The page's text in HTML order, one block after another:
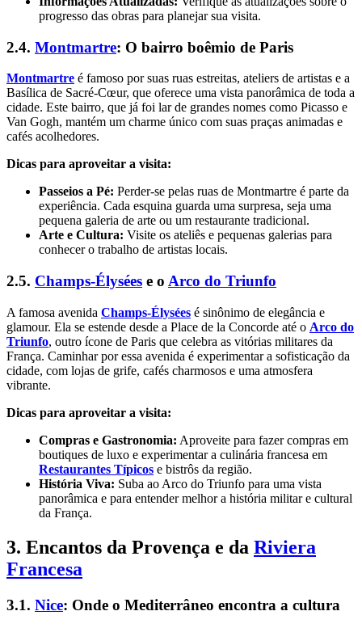
progresso das obras para planejar sua visita.
2.4. Montmartre: O bairro boêmio de Paris
Montmartre é famoso por suas ruas estreitas, ateliers de artistas e a
Basílica de Sacré-Cœur, que oferece uma vista panorâmica de toda a
cidade. Este bairro, que já foi lar de grandes nomes como Picasso e
Van Gogh, mantém um charme único com suas praças animadas e
cafés acolhedores.
Dicas para aproveitar a visita:
Passeios a Pé: Perder-se pelas ruas de Montmartre é parte da
experiência. Cada esquina guarda uma surpresa, seja uma
pequena galeria de arte ou um restaurante tradicional.
Arte e Cultura: Visite os ateliês e pequenas galerias para
conhecer o trabalho de artistas locais.
2.5. Champs-Élysées e o Arco do Triunfo
A famosa avenida Champs-Élysées é sinônimo de elegância e
glamour. Ela se estende desde a Place de la Concorde até o Arco do
Triunfo, outro ícone de Paris que celebra as vitórias militares da
França. Caminhar por essa avenida é experimentar a sofisticação da
cidade, com lojas de grife, cafés charmosos e uma atmosfera
vibrante.
Dicas para aproveitar a visita:
Compras e Gastronomia: Aproveite para fazer compras em
boutiques de luxo e experimentar a culinária francesa em
Restaurantes Típicos e bistrôs da região.
História Viva: Suba ao Arco do Triunfo para uma vista
panorâmica e para entender melhor a história militar e cultural
da França.
3. Encantos da Provença e da Riviera
Francesa
3.1. Nice: Onde o Mediterrâneo encontra a cultura